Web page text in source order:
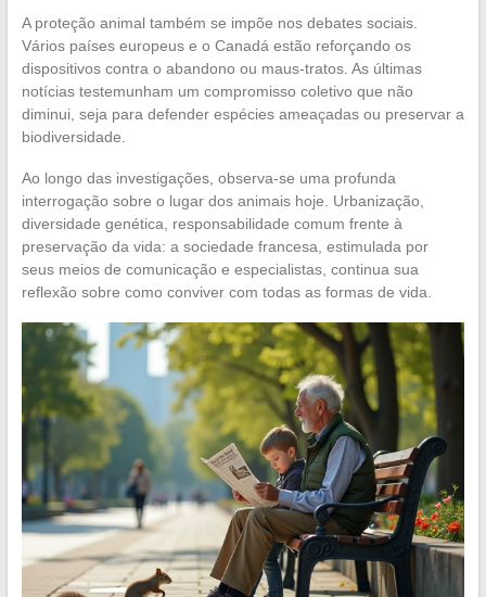
A proteção animal também se impõe nos debates sociais.
Vários países europeus e o Canadá estão reforçando os
dispositivos contra o abandono ou maus-tratos. As últimas
notícias testemunham um compromisso coletivo que não
diminui, seja para defender espécies ameaçadas ou preservar a
biodiversidade.
Ao longo das investigações, observa-se uma profunda
interrogação sobre o lugar dos animais hoje. Urbanização,
diversidade genética, responsabilidade comum frente à
preservação da vida: a sociedade francesa, estimulada por
seus meios de comunicação e especialistas, continua sua
reflexão sobre como conviver com todas as formas de vida.